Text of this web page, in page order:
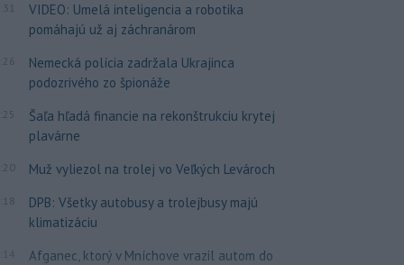
VIDEO: Umelá inteligencia a robotika
pomáhajú už aj záchranárom
Nemecká polícia zadržala Ukrajinca
podozrivého zo špionáže
Šaľa hľadá financie na rekonštrukciu krytej
plavárne
Muž vyliezol na trolej vo Veľkých Levároch
DPB: Všetky autobusy a trolejbusy majú
klimatizáciu
Afganec, ktorý v Mníchove vrazil autom do